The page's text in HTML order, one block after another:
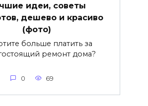
идеи, советы
дешево и красиво
(фото)
больше платить за
ремонт дома?
0 69